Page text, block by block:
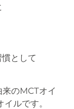
として
のMCTオイ
ルです。